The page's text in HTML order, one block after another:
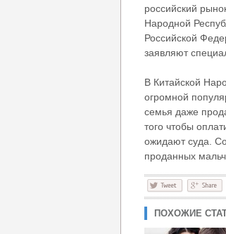
российский
Народной
Российской
заявляют
В Китайской
огромной
семья даже
того чтобы
ожидают суда.
проданных
ПОХОЖИЕ